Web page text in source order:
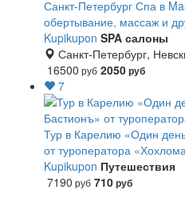
Санкт-Петербург Спа в
обертывание, массаж и
Kupikupon SPA салоны
Санкт-Петербург,
16500 руб 2050руб
7
Тур в Карелию «Один
от туроператора
Kupikupon Путешествия
7190 руб 710руб